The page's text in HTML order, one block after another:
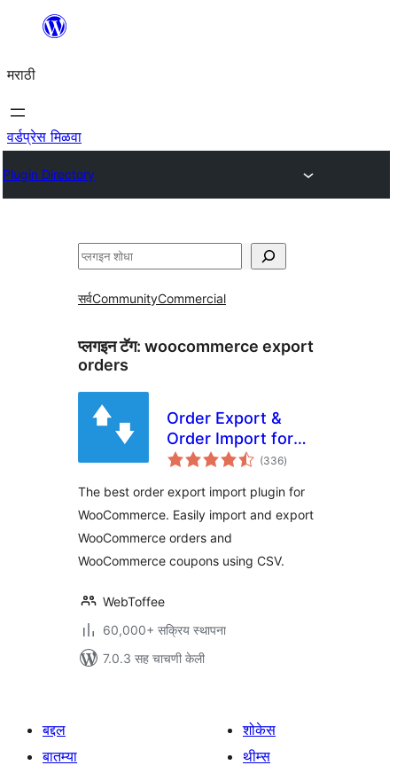
सामुग्रीवर
मराठी
वर्डप्रेस मिळवा
Plugin Directory
शोधा
सर्वCommunityCommercial
प्लगइन टॅग: woocommerce export
orders
Order Export &
Order Import for
WooCommerce
(336एकूण
मूल्यांकन
)
The best order export import plugin for
WooCommerce. Easily import and export
WooCommerce orders and
WooCommerce coupons using CSV.
WebToffee
60,000+ सक्रिय स्थापना
7.0.3 सह चाचणी केली
बद्दल
बातम्या
शोकेस
थीम्स